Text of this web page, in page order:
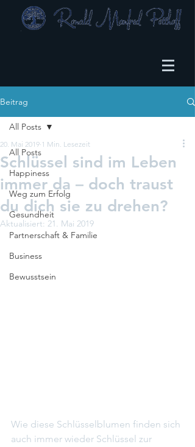
Beitrag
All Posts
Happiness
Weg zum Erfolg
Gesundheit
Partnerschaft & Familie
Business
Bewusstsein
All Posts
Schlüssel sind im Leben
immer da – doch traust
du dich sie zu drehen?
20. Mai 2019 1 Min. Lesezeit
Aktualisiert: 21. Mai 2019
Wie diese Schlüsselblumen finden sich
auch immer wieder Schlüssel zur